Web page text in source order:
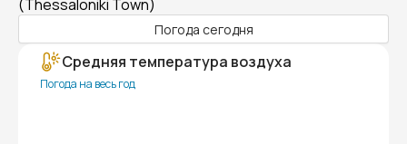
(Thessaloniki Town)
Погода сегодня
Средняя температура воздуха
Погода на весь год